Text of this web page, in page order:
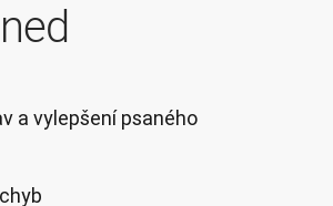
a vylepšení psaného